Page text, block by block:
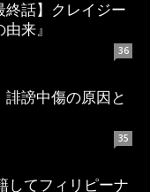
終話】クレイジー
来』
36
謗中傷の原因と
35
してフィリピーナ